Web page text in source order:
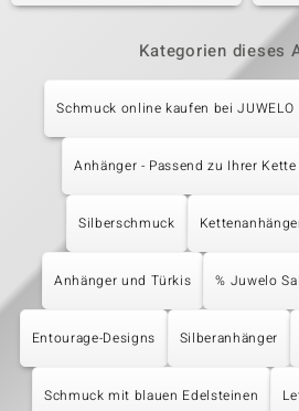
Kategorien dieses
Schmuck online kaufen bei JUWELO
Anhänger - Passend zu Ihrer Kette
Silberschmuck
Anhänger und Türkis % Juwelo
Entourage-Designs Silberanhänger
Schmuck mit blauen Edelsteinen